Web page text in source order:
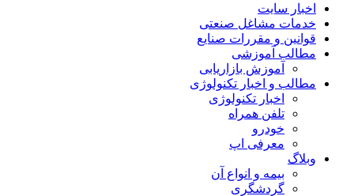
اخبار سایت
خدمات مشاغل صنعتی
قوانین و مقررات صنایع
مطالب آموزشی
آموزش بازاریابی
مطالب و اخبار تکنولوژی
اخبار تکنولوژی
تلفن همراه
خودرو
معرفی اپ
وبلاگ
بیمه و انواع آن
گردشگری